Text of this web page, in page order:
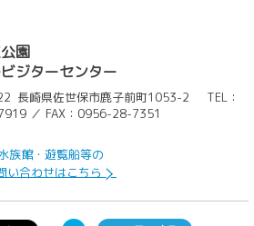
園
ジターセンター
長崎県佐世保市鹿子前町1053-2
TEL：
／ FAX：0956-28-7351
族館・遊覧船等の
い合わせはこちら